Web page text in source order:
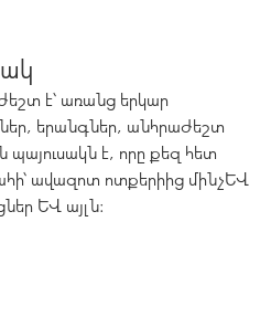
է՝ առանց երկար
երանգներ, անհրաժեշտ
պայուսակն է, որը քեզ հետ
ավազոտ ոտքերիից մինչև
և այլն։